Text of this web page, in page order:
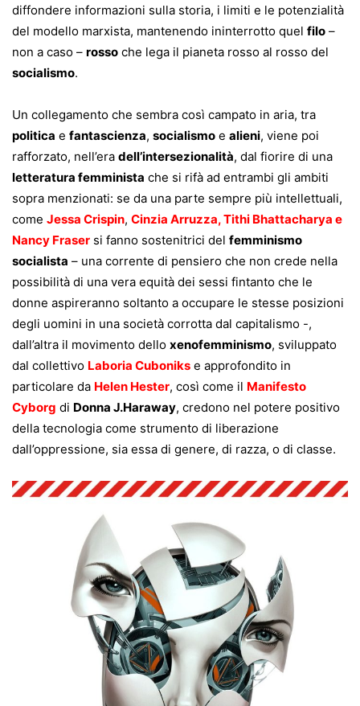
diffondere informazioni sulla storia, i limiti e le potenzialità
del modello marxista, mantenendo ininterrotto quel filo –
non a caso – rosso che lega il pianeta rosso al rosso del
socialismo.
Un collegamento che sembra così campato in aria, tra
politica e fantascienza, socialismo e alieni, viene poi
rafforzato, nell’era dell’intersezionalità, dal fiorire di una
letteratura femminista che si rifà ad entrambi gli ambiti
sopra menzionati: se da una parte sempre più intellettuali,
come Jessa Crispin, Cinzia Arruzza, Tithi Bhattacharya e
Nancy Fraser si fanno sostenitrici del femminismo
socialista – una corrente di pensiero che non crede nella
possibilità di una vera equità dei sessi fintanto che le
donne aspireranno soltanto a occupare le stesse posizioni
degli uomini in una società corrotta dal capitalismo -,
dall’altra il movimento dello xenofemminismo, sviluppato
dal collettivo Laboria Cuboniks e approfondito in
particolare da Helen Hester, così come il Manifesto
Cyborg di Donna J.Haraway, credono nel potere positivo
della tecnologia come strumento di liberazione
dall’oppressione, sia essa di genere, di razza, o di classe.